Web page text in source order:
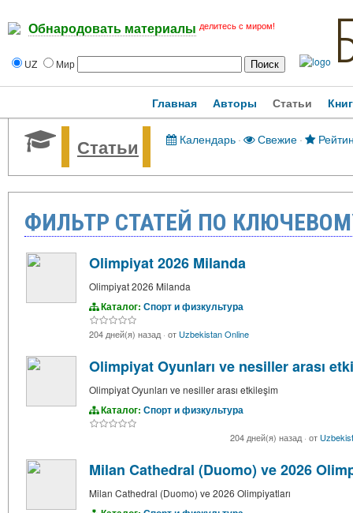
Обнародовать материалы делитесь с миром!
UZ Мир
Главная Авторы Статьи
Статьи Календарь· Свежие·
ФИЛЬТР СТАТЕЙ ПО
Olimpiyat 2026 Milanda
Olimpiyat 2026 Milanda
Каталог: Спорт и физкультура
204 дней(я) назад · от Uzbekistan Online
Olimpiyat Oyunları ve nesiller arası
Olimpiyat Oyunları ve nesiller arası etkileşim
Каталог: Спорт и физкультура
204 дней(я) назад · от
Milan Cathedral (Duomo) ve 2026
Milan Cathedral (Duomo) ve 2026 Olimpiyatları